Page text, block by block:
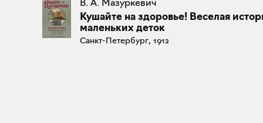
В. А. Мазуркевич
Кушайте на здоровье! Веселая
маленьких деток
Санкт-Петербург, 1912